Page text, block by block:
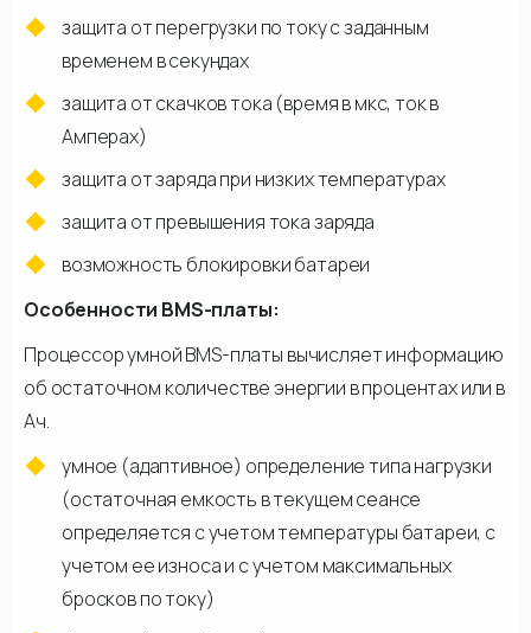
защита от перегрузки по току с заданным
временем в секундах
защита от скачков тока (время в мкс, ток в
Амперах)
защита от заряда при низких температурах
защита от превышения тока заряда
возможность блокировки батареи
Особенности BMS-платы:
Процессор умной BMS-платы вычисляет информацию
об остаточном количестве энергии в процентах или в
Ач.
умное (адаптивное) определение типа нагрузки
(остаточная емкость в текущем сеансе
определяется с учетом температуры батареи, с
учетом ее износа и с учетом максимальных
бросков по току)